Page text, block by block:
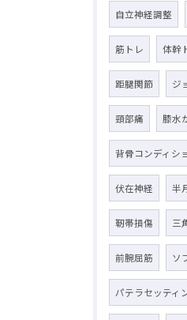
自立神経調整
筋トレ 体幹
距腿関節 ジ
頸部痛 膝水
背骨コンディシ
伏在神経 半
靭帯損傷 三
前腕屈筋 ソ
パテラセッティ